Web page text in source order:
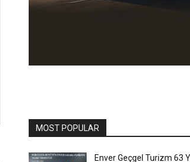
MOST POPULAR
Enver Geçgel Turizm 63